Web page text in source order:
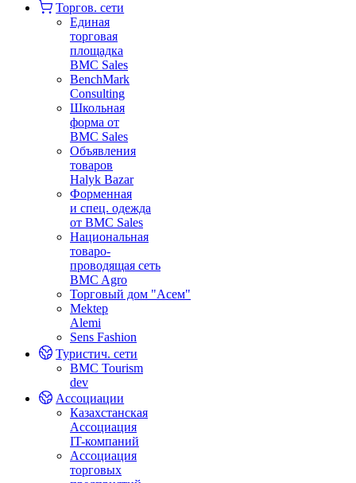
Торгов. сети
Единая
торговая
площадка
BMC Sales
BenchMark
Consulting
Школьная
форма от
BMC Sales
Объявления
товаров
Halyk Bazar
Форменная
и спец. одежда
от BMC Sales
Национальная
товаро-
проводящая сеть
BMC Agro
Торговый дом "Асем"
Mektep
Alemi
Sens Fashion
Туристич. сети
BMC Tourism
dev
Ассоциации
Казахстанская
Ассоциация
IT-компаний
Ассоциация
торговых